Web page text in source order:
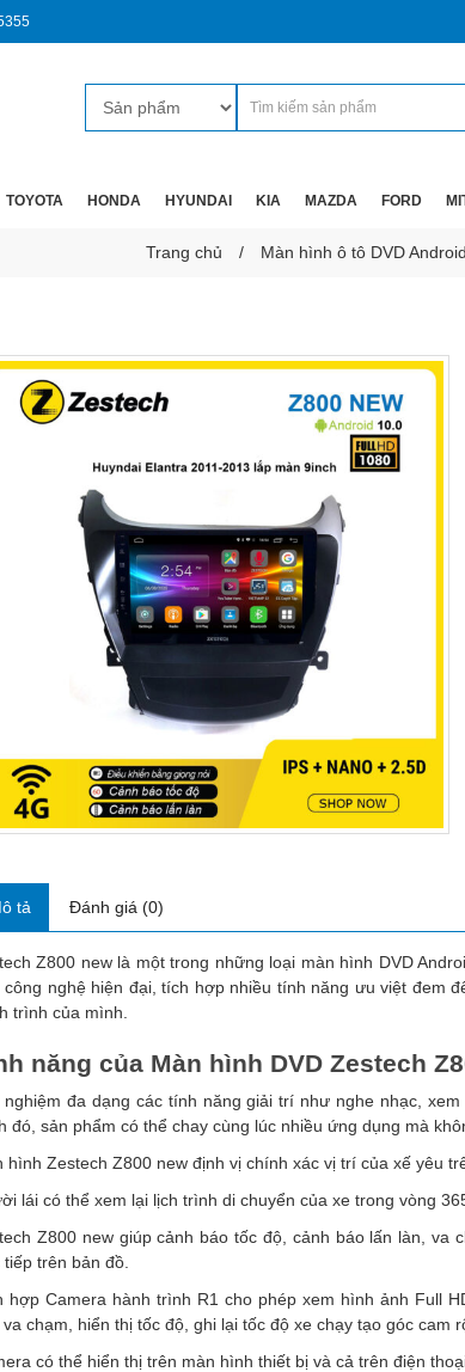
TOYOTA HONDA HYUNDAI KIA MAZDA FORD
Trang chủ Màn hình ô tô DVD
tả Đánh giá (0)
Z800 new là một trong những loại màn hình DVD
công nghệ hiện đại, tích hợp nhiều tính năng ưu việt đem
trình của mình.
năng của Màn hình DVD Zestech
nghiệm đa dạng các tính năng giải trí như nghe nhạc,
đó, sản phẩm có thể chay cùng lúc nhiều ứng dụng mà
hình Zestech Z800 new định vị chính xác vị trí của xế yêu
lái có thể xem lại lịch trình di chuyển của xe trong vòng
Z800 new giúp cảnh báo tốc độ, cảnh báo lấn làn, va
trên bản đồ.
hợp Camera hành trình R1 cho phép xem hình ảnh Full
va chạm, hiển thị tốc độ, ghi lại tốc độ xe chạy tạo góc cam
có thể hiển thị trên màn hình thiết bị và cả trên điện